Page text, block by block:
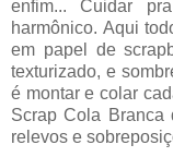
enfim... Cuidar
harmônico. Aqui
em papel de
texturizado, e
é montar e colar
Scrap Cola Branca
relevos e